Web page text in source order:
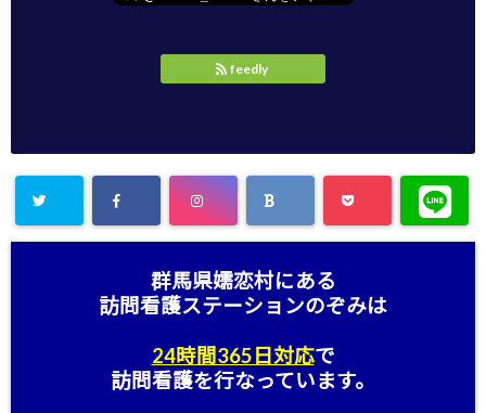
feedly
群馬県嬬恋村にある
訪問看護ステーションのぞみは
24時間365日対応で
訪問看護を行なっています。